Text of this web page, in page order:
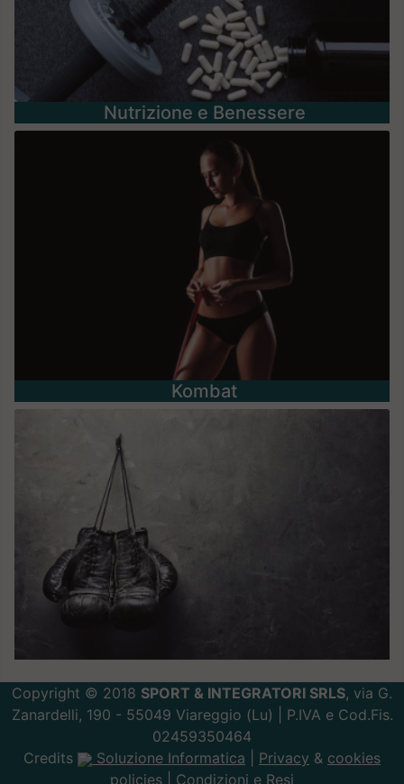
Nutrizione e Benessere
Kombat
Copyright © 2018 SPORT & INTEGRATORI SRLS, via G.
Zanardelli, 190 - 55049 Viareggio (Lu) | P.IVA e Cod.Fis.
02459350464
Credits
Soluzione Informatica Privacy & cookies
policies | Condizioni e Resi